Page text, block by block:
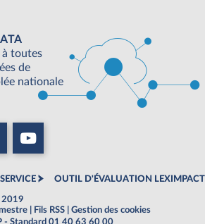
à toutes
de
nationale
OUTIL D'ÉVALUATION LEXIMPACT
2019
Fils RSS
Gestion des cookies
- Standard 01 40 63 60 00